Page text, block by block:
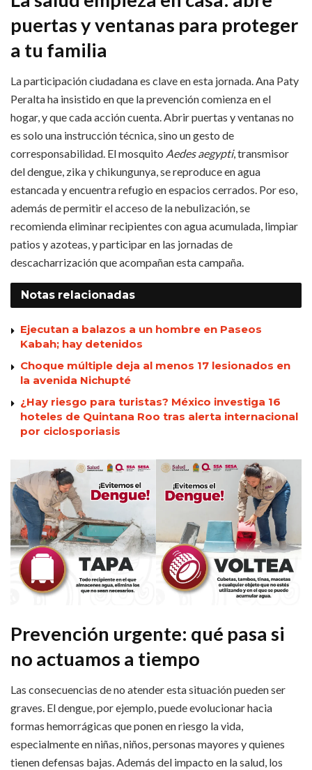
puertas y ventanas para proteger
a tu familia
La participación ciudadana es clave en esta jornada. Ana Paty
Peralta ha insistido en que la prevención comienza en el
hogar, y que cada acción cuenta. Abrir puertas y ventanas no
es solo una instrucción técnica, sino un gesto de
corresponsabilidad. El mosquito Aedes aegypti, transmisor
del dengue, zika y chikungunya, se reproduce en agua
estancada y encuentra refugio en espacios cerrados. Por eso,
además de permitir el acceso de la nebulización, se
recomienda eliminar recipientes con agua acumulada, limpiar
patios y azoteas, y participar en las jornadas de
descacharrización que acompañan esta campaña.
Notas relacionadas
Ejecutan a balazos a un hombre en Paseos
Kabah; hay detenidos
Choque múltiple deja al menos 17 lesionados en
la avenida Nichupté
¿Hay riesgo para turistas? México investiga 16
hoteles de Quintana Roo tras alerta internacional
por ciclosporiasis
Prevención urgente: qué pasa si
no actuamos a tiempo
Las consecuencias de no atender esta situación pueden ser
graves. El dengue, por ejemplo, puede evolucionar hacia
formas hemorrágicas que ponen en riesgo la vida,
especialmente en niñas, niños, personas mayores y quienes
tienen defensas bajas. Además del impacto en la salud, los